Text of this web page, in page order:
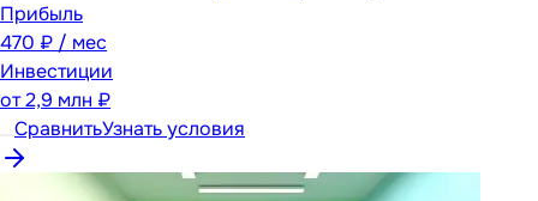
Прибыль
470 ₽ / мес
Инвестиции
от2,9 млн ₽
СравнитьУзнать условия